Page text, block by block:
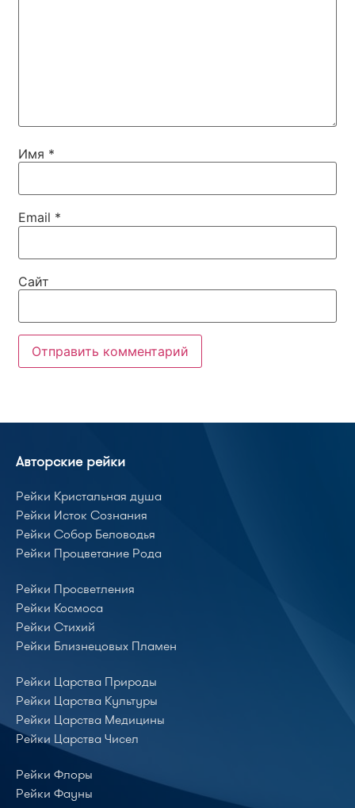
Имя *
Email *
Сайт
Авторские рейки
Рейки Кристальная душа
Рейки Исток Сознания
Рейки Собор Беловодья
Рейки Процветание Рода
Рейки Просветления
Рейки Космоса
Рейки Стихий
Рейки Близнецовых Пламен
Рейки Царства Природы
Рейки Царства Культуры
Рейки Царства Медицины
Рейки Царства Чисел
Рейки Флоры
Рейки Фауны